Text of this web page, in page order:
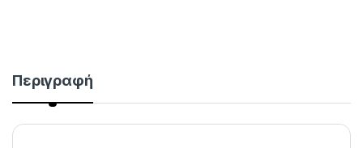
Περιγραφή